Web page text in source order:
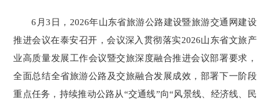
6月3日，2026年山东省旅游公路建设暨旅游交通网建设
推进会议在泰安召开，会议深入贯彻落实2026山东省文旅产
业高质量发展工作会议暨交旅深度融合推进会议部署要求，
全面总结全省旅游公路及交旅融合发展成效，部署下一阶段
重点任务，持续推动公路从“交通线”向“风景线、经济线、民